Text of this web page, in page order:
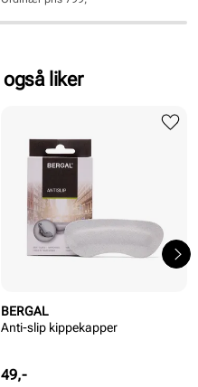
Pris
Pris
liker
BERGAL
Anti-slip kippekapper
Pris
49,-